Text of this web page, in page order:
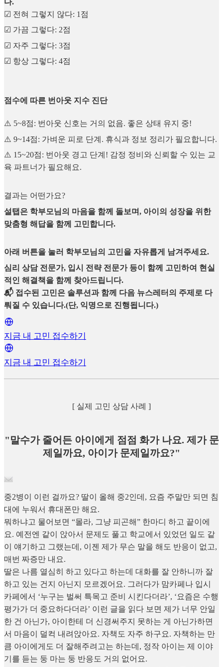
☑︎ 전혀 그렇지 않다: 1점
☑︎ 가끔 그렇다: 2점
☑︎ 자주 그렇다: 3점
☑︎ 항상 그렇다: 4점
점수에 따른 번아웃 지수 진단
⚠️ 5~8점: 번아웃 신호는 거의 없음. 좋은 상태 유지 중!
⚠️ 9~14점: 가벼운 피로 단계. 휴식과 정보 정리가 필요합니다.
⚠️ 15~20점: 번아웃 경고 단계! 감정 정비와 신뢰할 수 있는 교
육 파트너가 필요해요.
결과는 어떤가요?
설탭은 학부모님의 마음을 함께 돌보며, 아이의 성장을 위한
맞춤형 해답을 함께 고민합니다.
아래 버튼을 눌러 학부모님의 고민을 자유롭게 남겨주세요.
심리 상담 전문가, 입시 전략 전문가 등이 함께 고민하여 현실
적인 해결책을 함께 찾아드립니다.
📬 접수된 고민은 솔루션과 함께 다음 뉴스레터의 주제로 다
뤄질 수 있습니다.(단, 익명으로 진행됩니다.)
지금 내 고민 접수하기
지금 내 고민 접수하기
[ 실제 고민 상담 사례 ]
"말수가 줄어든 아이에게 점점 화가 나요. 제가 문
제일까요, 아이가 문제일까요?"
중2병이 이런 걸까요? 딸이 올해 중2인데, 요즘 주말만 되면 침
대에 누워서 휴대폰만 해요.
뭐하냐고 물어보면 “몰라, 그냥 피곤해” 한마디 하고 끝이에
요. 예전엔 같이 앉아서 문제도 풀고 학교에서 있었던 일도 같
이 얘기하고 그랬는데, 이젠 제가 무슨 말을 해도 반응이 없고,
매번 짜증만 내요.
딸은 나름 열심히 하고 있다고 하는데 대화를 잘 안하니까 잘
하고 있는 건지 아닌지 모르겠어요. 그러다가 맘카페나 입시
카페에서 ‘누구는 벌써 특목고 준비 시킨다더라’, ‘요즘은 수행
평가가 더 중요하다더라’ 이런 글을 읽다 보면 제가 너무 안일
한 건 아닌가, 아이한테 더 신경써주지 못하는 게 아닌가하면
서 마음이 덜컥 내려앉아요. 자책도 자주 하구요. 자책하는 만
큼 아이에게도 더 잘해주려고는 하는데, 정작 아이는 제 이야
기를 듣는 둥 마는 둥 반응도 거의 없어요.